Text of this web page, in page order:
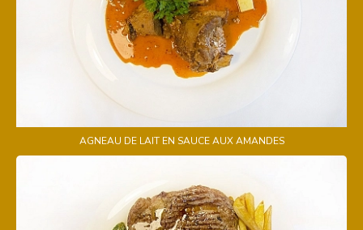
AGNEAU DE LAIT EN SAUCE AUX AMANDES